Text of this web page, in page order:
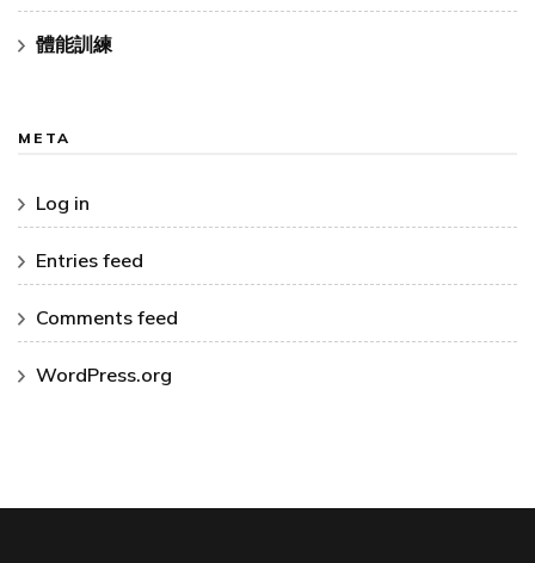
體能訓練
META
Log in
Entries feed
Comments feed
WordPress.org